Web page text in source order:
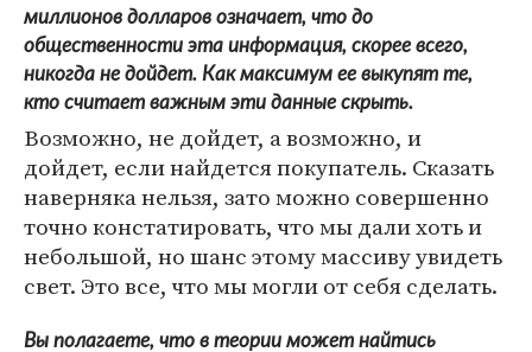
миллионов долларов означает, что до
общественности эта информация, скорее всего,
никогда не дойдет. Как максимум ее выкупят те,
кто считает важным эти данные скрыть.
Возможно, не дойдет, а возможно, и
дойдет, если найдется покупатель. Сказать
наверняка нельзя, зато можно совершенно
точно констатировать, что мы дали хоть и
небольшой, но шанс этому массиву увидеть
свет. Это все, что мы могли от себя сделать.
Вы полагаете, что в теории может найтись